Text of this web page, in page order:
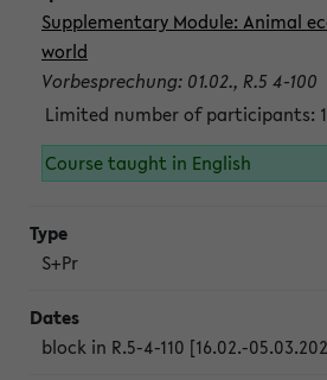
Supplementary Module: Animal
world
Vorbesprechung: 01.02., R.5 4-100
Limited number of participants:
Course taught in English
S+Pr
block in R.5-4-110 [16.02.-